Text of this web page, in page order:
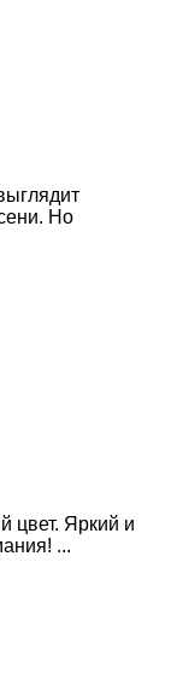
Но
цвет. Яркий и
...